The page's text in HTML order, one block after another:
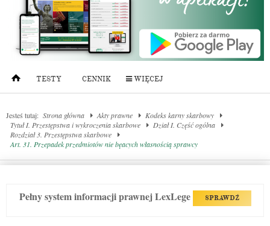
TESTY CENNIK WIĘCEJ
Jesteś tutaj: Strona główna Akty prawne
Kodeks karny skarbowy
Tytuł I. Przestępstwa i wykroczenia skarbowe
Dział I. Część ogólna
Rozdział 3. Przestępstwa skarbowe
Art. 31. Przepadek przedmiotów nie bęacych własnością sprawcy
Pełny system informacji prawnej LexLege SPRAWDŹ